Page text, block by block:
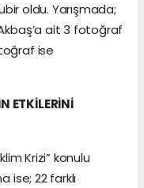
oldu. Yarışmada;
ait 3 fotoğraf
ise
ETKİLERİNİ
Krizi” konulu
ise; 22 farklı